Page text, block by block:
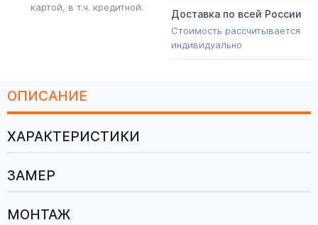
картой, в т.ч. кредитной.
Доставка по всей России
Стоимость рассчитывается
индивидуально
ОПИСАНИЕ
ХАРАКТЕРИСТИКИ
ЗАМЕР
МОНТАЖ